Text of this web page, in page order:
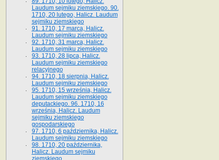
Laudum sejmiku ziemskiego. 90.
1710, 20 lutego, Halicz. Laudum
sejmiku ziemskiego
91. 1710, 17 marca, Halicz.
Laudum sejmiku ziemskiego
92. 1710, 31 marca, Halicz.
Laudum sejmiku ziemskiego
93. 1710, 28 lipca, Halicz.
Laudum sejmiku ziemskiego
relacyjnego
94. 1710, 18 sierpnia, Halicz.
Laudum sejmiku ziemskiego
95. 1710, 15 września, Halicz.
Laudum sejmiku ziemskiego
deputackiego. 96. 1710, 16
września, Halicz. Laudum
sejmiku ziemskiego
gospodarskiego
97. 1710, 6 października, Halicz.
Laudum sejmiku ziemskiego
98. 1710, 20 października,
Halicz. Laudum sejmiku
ziemskiego